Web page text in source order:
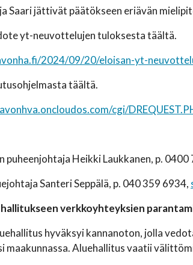
Saari jättivät päätökseen eriävän
yt-neuvottelujen tuloksesta täältä.
2024/09/20/eloisan-yt-
täältä.
cgi/
puheenjohtaja Heikki Laukkanen, p. 0400
Santeri Seppälä, p. 040 359 6934,
verkkoyhteyksien
hyväksyi kannanoton, jolla
maakunnassa. Aluehallitus vaatii